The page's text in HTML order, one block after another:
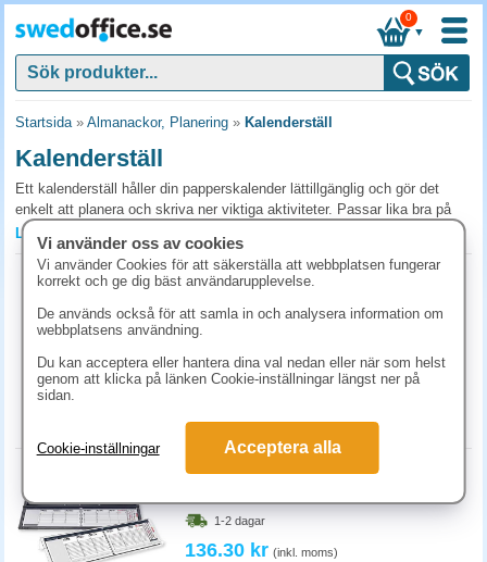
▼
0
Startsida» Almanackor, Planering » Kalenderställ
Kalenderställ
Ett kalenderställ håller din papperskalender lättillgänglig och gör det
enkelt att planera och skriva ner viktiga aktiviteter. Passar lika bra på
kontoret som hemma och ger bättre överblick, ordning och effektivare
tidshantering. Välj bland olika modeller för en stilren, praktisk lösning
som förbättrar din arbetsyta - köp idag för bättre kontroll över din tid.
Vanliga frågor och svar om kalenderställ
Om du använder en lös bordskalender håller stället den på plats, ger en
snyggare arbetsyta och gör det lättare att bläddra. Vissa modeller har
även förvaringsfack för pennor och småsaker. Välj utifrån hur trångt det
är på skrivbordet.
Ställen är ofta storleksanpassade. Kontrollera måtten på din kalender
(oftast 17x24 cm eller liknande). Universalställ med justerbar bredd
passar de flesta märken. Välj med tyngd i botten så stället inte tippar.
Läs mer »
Kalenderställ stort plexi
146.30 kr (inkl. moms)
Kalenderställ litet plexi
1-2 dagar
136.30 kr (inkl. moms)
Vi använder oss av cookies
Vi använder Cookies för att säkerställa att webbplatsen fungerar
korrekt och ge dig bäst användarupplevelse.
De används också för att samla in och analysera information om
webbplatsens användning.
Du kan acceptera eller hantera dina val nedan eller när som helst
genom att klicka på länken Cookie-inställningar längst ner på
sidan.
Cookie-inställningar Acceptera alla